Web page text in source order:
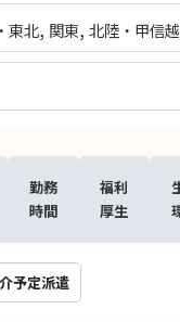
東北 関東 北陸・甲信越
勤務
時間
福利
厚生
予定派遣